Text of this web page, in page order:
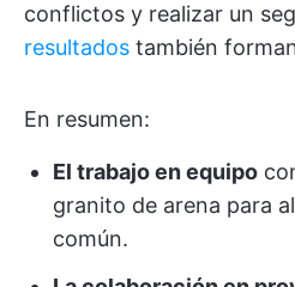
conflictos y realizar un
resultados también
En resumen:
El trabajo en equipo
granito de arena para
común.